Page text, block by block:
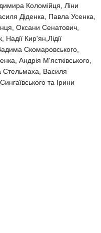
Коломійця, Ліни
Діденка, Павла Усенка,
Оксани Сенатович,
Кир'ян,Лідії
Скомаровського,
Андрія М'ястківського,
Стельмаха, Василя
та Ірини